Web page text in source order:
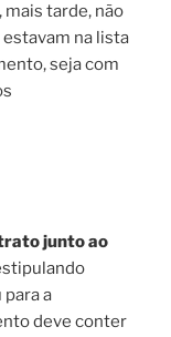
mais tarde, não
na lista
seja com
junto ao
para a
deve conter